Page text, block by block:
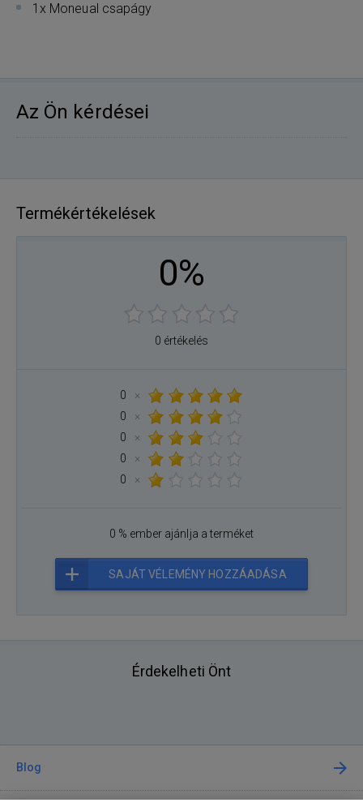
1x Moneual csapágy
Az Ön kérdései
Termékértékelések
0%
0 értékelés
0
×
0
×
0
×
0
×
0
×
0 % ember ajánlja a terméket
SAJÁT VÉLEMÉNY HOZZÁADÁSA
Érdekelheti Önt
Blog